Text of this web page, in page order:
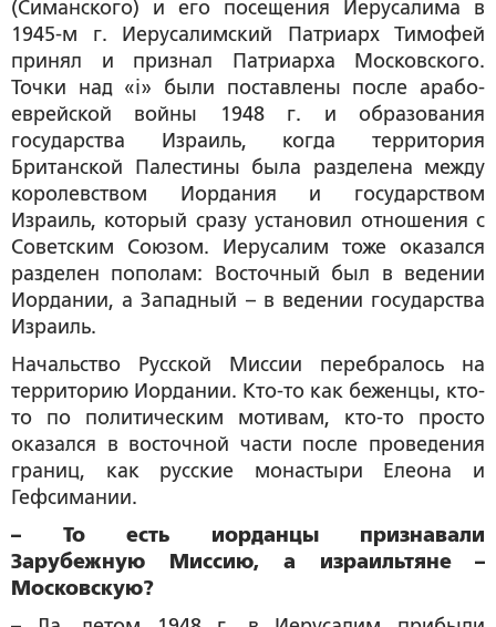
(Симанского) и его посещения Иерусалима в
1945-м г. Иерусалимский Патриарх Тимофей
принял и признал Патриарха Московского.
Точки над «i» были поставлены после арабо-
еврейской войны 1948 г. и образования
государства Израиль, когда территория
Британской Палестины была разделена между
королевством Иордания и государством
Израиль, который сразу установил отношения с
Советским Союзом. Иерусалим тоже оказался
разделен пополам: Восточный был в ведении
Иордании, а Западный – в ведении государства
Израиль.
Начальство Русской Миссии перебралось на
территорию Иордании. Кто-то как беженцы, кто-
то по политическим мотивам, кто-то просто
оказался в восточной части после проведения
границ, как русские монастыри Елеона и
Гефсимании.
– То есть иорданцы признавали
Зарубежную Миссию, а израильтяне –
Московскую?